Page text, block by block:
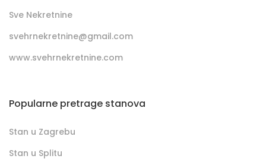
Sve Nekretnine
svehrnekretnine@gmail.com
www.svehrnekretnine.com
Popularne pretrage stanova
Stan u Zagrebu
Stan u Splitu